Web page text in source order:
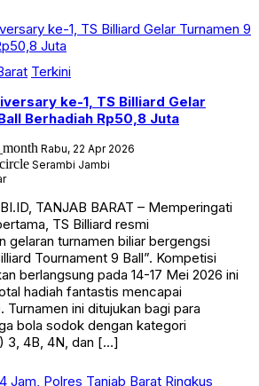
Terkini
ke-1, TS Billiard Gelar
Berhadiah Rp50,8 Juta
Rabu, 22 Apr 2026
Serambi Jambi
TANJAB BARAT – Memperingati
TS Billiard resmi
gelaran turnamen biliar bergengsi
Tournament 9 Ball”. Kompetisi
berlangsung pada 14-17 Mei 2026 ini
hadiah fantastis mencapai
Turnamen ini ditujukan bagi para
bola sodok dengan kategori
3, 4B, 4N, dan […]